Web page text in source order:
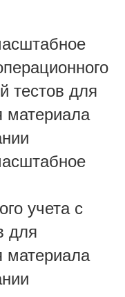
тестов для
материала
учета с
для
материала